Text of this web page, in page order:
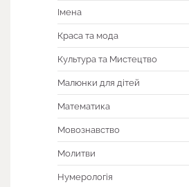
Імена
Краса та мода
Культура та Мистецтво
Малюнки для дітей
Математика
Мовознавство
Молитви
Нумерологія